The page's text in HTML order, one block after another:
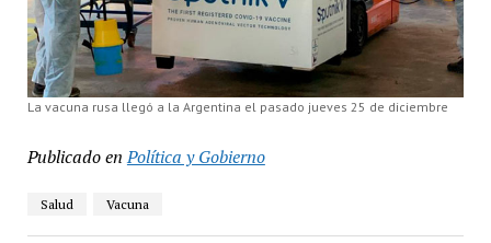
La vacuna rusa llegó a la Argentina el pasado jueves 25 de diciembre
Publicado en Política y Gobierno
Salud Vacuna